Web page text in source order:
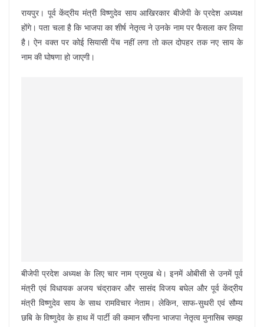
रायपुर। पूर्व केंद्रीय मंत्री विष्णुदेव साय आखिरकार बीजेपी के प्रदेश अध्यक्ष
होंगे। पता चला है कि भाजपा का शीर्ष नेतृत्व ने उनके नाम पर फैसला कर लिया
है। ऐन वक्त पर कोई सियासी पेंच नहीं लगा तो कल दोपहर तक नए साय के
नाम की घोषणा हो जाएगी।
बीजेपी प्रदेश अध्यक्ष के लिए चार नाम प्रमुख थे। इनमें ओबीसी से उनमें पूर्व
मंत्री एवं विधायक अजय चंद्राकर और सासंद विजय बघेल और पूर्व केंद्रीय
मंत्री विष्णुदेव साय के साथ रामविचार नेताम। लेकिन, साफ-सुथरी एवं सौम्य
छबि के विष्णुदेव के हाथ में पार्टी की कमान सौंपना भाजपा नेतृत्व मुनासिब समझ